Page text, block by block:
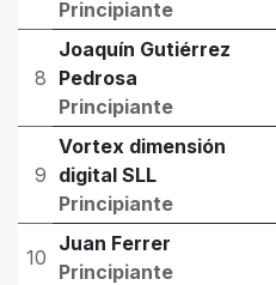
Principiante
8
Joaquín Gutiérrez
Pedrosa
Principiante
9
Vortex dimensión
digital SLL
Principiante
10
Juan Ferrer
Principiante